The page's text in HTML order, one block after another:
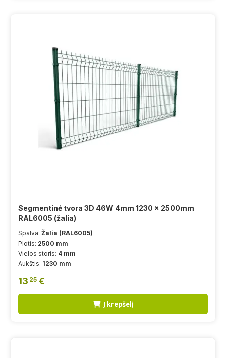
Segmentinė tvora 3D 46W 4mm 1230 x 2500mm
RAL6005 (žalia)
Spalva: Žalia (RAL6005)
Plotis: 2500 mm
Vielos storis: 4 mm
Aukštis: 1230 mm
13 25 €
Į krepšelį